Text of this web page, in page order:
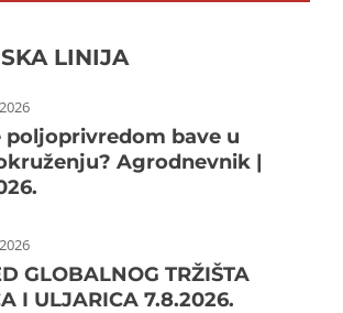
LINIJA
poljoprivredom bave u
Agrodnevnik |
GLOBALNOG TRŽIŠTA
I ULJARICA 7.8.2026.